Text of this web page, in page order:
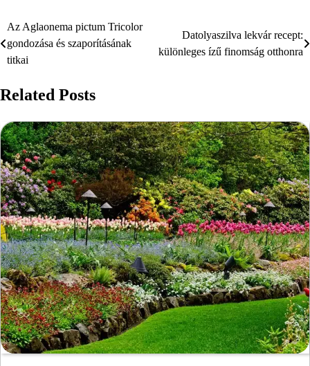
Bejegyzés
navigáció
Az Aglaonema pictum Tricolor
gondozása és szaporításának
titkai
Datolyaszilva lekvár recept:
különleges ízű finomság otthonra
Related Posts